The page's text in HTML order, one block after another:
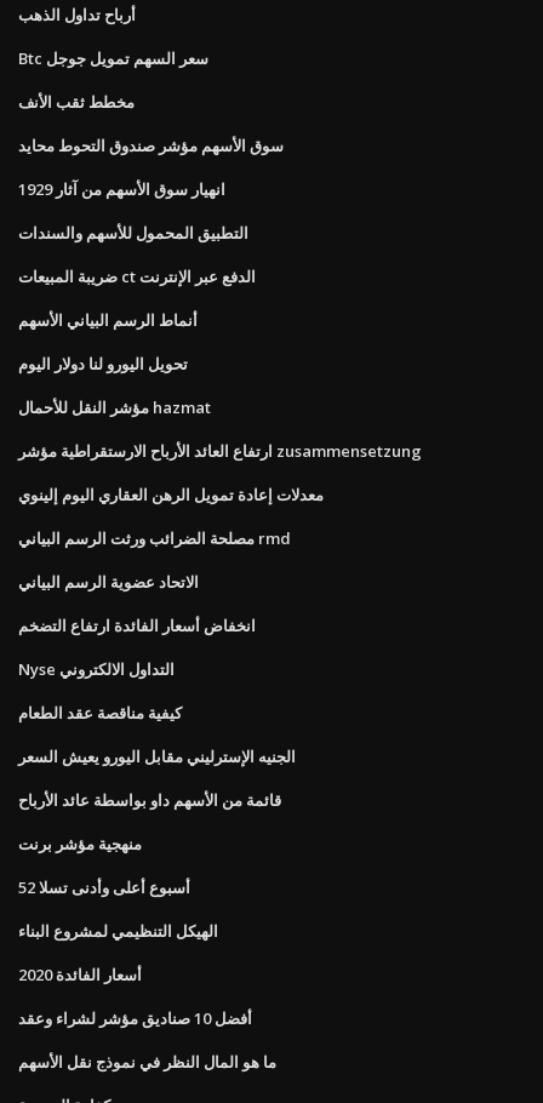
أرباح تداول الذهب
Btc سعر السهم تمويل جوجل
مخطط ثقب الأنف
سوق الأسهم مؤشر صندوق التحوط محايد
انهيار سوق الأسهم من آثار 1929
التطبيق المحمول للأسهم والسندات
ضريبة المبيعات ct الدفع عبر الإنترنت
أنماط الرسم البياني الأسهم
تحويل اليورو لنا دولار اليوم
مؤشر النقل للأحمال hazmat
ارتفاع العائد الأرباح الارستقراطية مؤشر zusammensetzung
معدلات إعادة تمويل الرهن العقاري اليوم إلينوي
مصلحة الضرائب ورثت الرسم البياني rmd
الاتحاد عضوية الرسم البياني
انخفاض أسعار الفائدة ارتفاع التضخم
Nyse التداول الالكتروني
كيفية مناقصة عقد الطعام
الجنيه الإسترليني مقابل اليورو يعيش السعر
قائمة من الأسهم داو بواسطة عائد الأرباح
منهجية مؤشر برنت
52 أسبوع أعلى وأدنى تسلا
الهيكل التنظيمي لمشروع البناء
أسعار الفائدة 2020
أفضل 10 صناديق مؤشر لشراء وعقد
ما هو المال النظر في نموذج نقل الأسهم